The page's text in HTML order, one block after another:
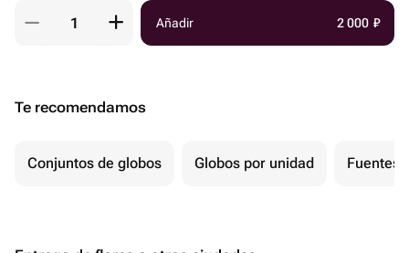
Añadir 2 000 ₽
Te recomendamos
Conjuntos de globos Globos por unidad Fuentes